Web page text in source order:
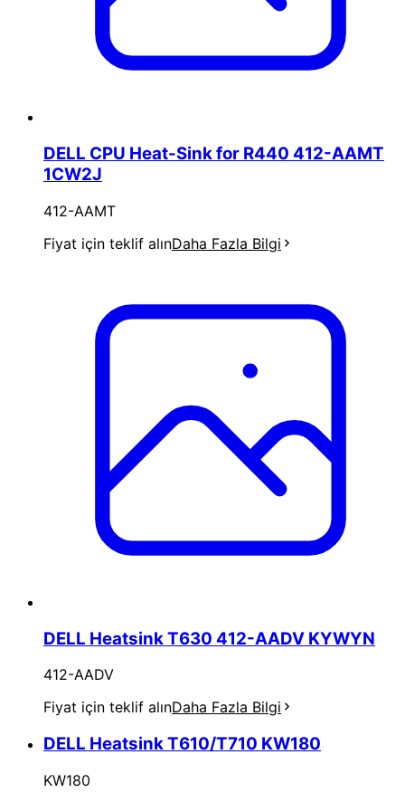
DELL CPU Heat-Sink for R440 412-AAMT
1CW2J
412-AAMT
Fiyat için teklif alınDaha Fazla Bilgi
DELL Heatsink T630 412-AADV KYWYN
412-AADV
Fiyat için teklif alınDaha Fazla Bilgi
DELL Heatsink T610/T710 KW180
KW180